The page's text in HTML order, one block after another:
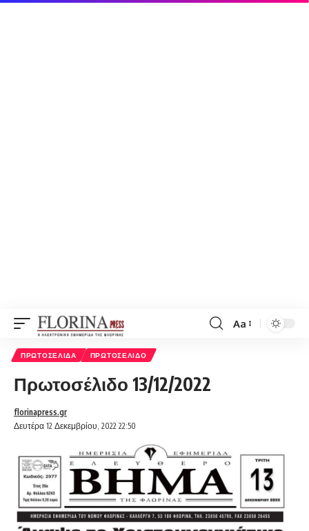
Font
Aa
ΠΡΩΤΟΣΈΛΙΔΑ ΠΡΩΤΟΣΈΛΙΔΟ
Πρωτοσέλιδο 13/12/2022
Δευτέρα 12 Δεκεμβρίου, 2022 22:50
florinapress.gr